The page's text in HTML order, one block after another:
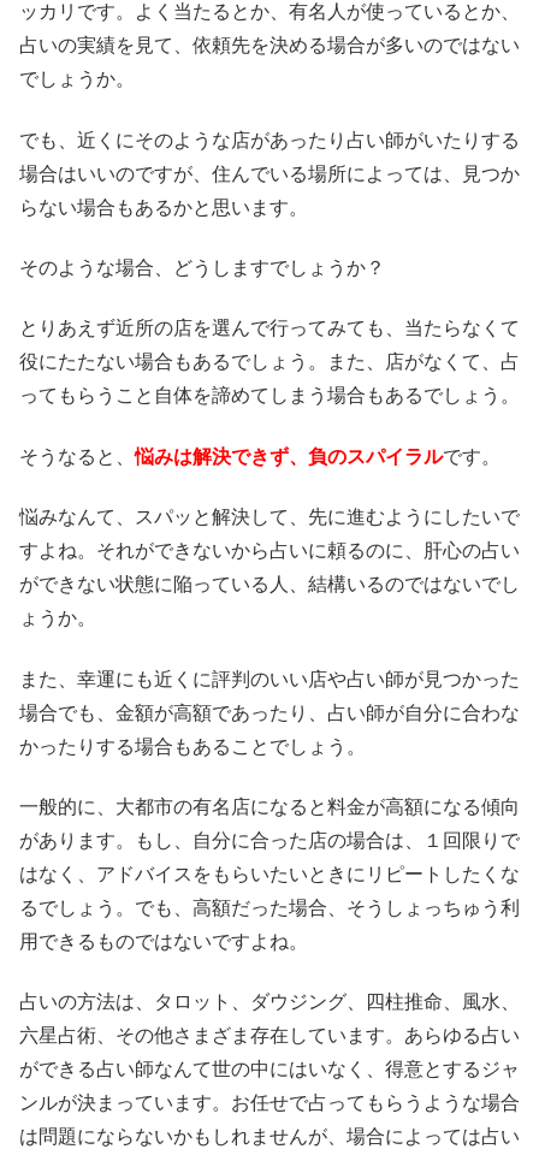
ッカリです。よく当たるとか、有名人が使っているとか、
占いの実績を見て、依頼先を決める場合が多いのではない
でしょうか。
でも、近くにそのような店があったり占い師がいたりする
場合はいいのですが、住んでいる場所によっては、見つか
らない場合もあるかと思います。
そのような場合、どうしますでしょうか？
とりあえず近所の店を選んで行ってみても、当たらなくて
役にたたない場合もあるでしょう。また、店がなくて、占
ってもらうこと自体を諦めてしまう場合もあるでしょう。
そうなると、悩みは解決できず、負のスパイラルです。
悩みなんて、スパッと解決して、先に進むようにしたいで
すよね。それができないから占いに頼るのに、肝心の占い
ができない状態に陥っている人、結構いるのではないでし
ょうか。
また、幸運にも近くに評判のいい店や占い師が見つかった
場合でも、金額が高額であったり、占い師が自分に合わな
かったりする場合もあることでしょう。
一般的に、大都市の有名店になると料金が高額になる傾向
があります。もし、自分に合った店の場合は、１回限りで
はなく、アドバイスをもらいたいときにリピートしたくな
るでしょう。でも、高額だった場合、そうしょっちゅう利
用できるものではないですよね。
占いの方法は、タロット、ダウジング、四柱推命、風水、
六星占術、その他さまざま存在しています。あらゆる占い
ができる占い師なんて世の中にはいなく、得意とするジャ
ンルが決まっています。お任せで占ってもらうような場合
は問題にならないかもしれませんが、場合によっては占い